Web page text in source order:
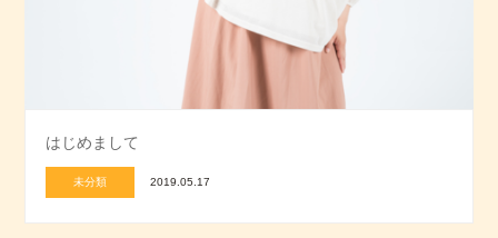
はじめまして
未分類 2019.05.17